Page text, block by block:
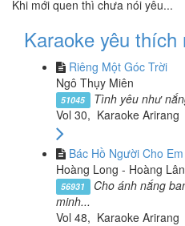
Khi mới quen thì chưa nói yêu...
Karaoke yêu thích
Riêng Một Góc Trời
Ngô Thụy Miên
51045 Tình yêu như
Vol 30, Karaoke Arirang
Bác Hồ Người Cho
Hoàng Long - Hoàng
56931 Cho ánh nắng
minh...
Vol 48, Karaoke Arirang